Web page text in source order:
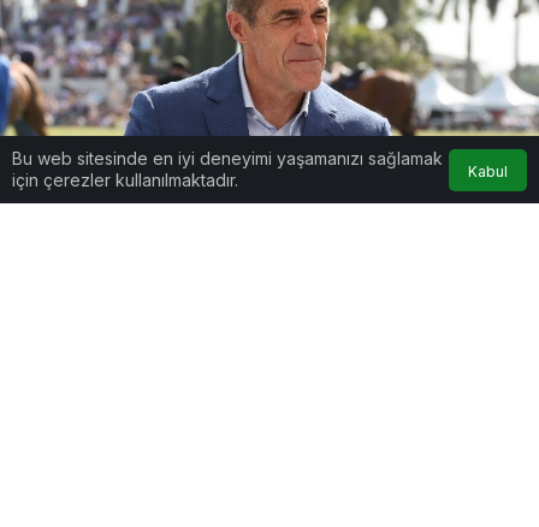
Bu web sitesinde en iyi deneyimi yaşamanızı sağlamak
için çerezler kullanılmaktadır.
Kabul